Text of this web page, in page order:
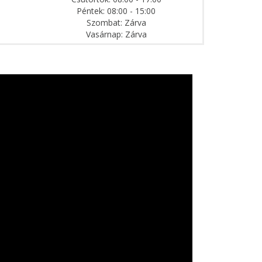
Péntek: 08:00 - 15:00
Szombat: Zárva
Vasárnap: Zárva